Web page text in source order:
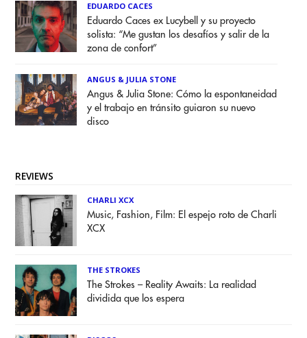
EDUARDO CACES
Eduardo Caces ex Lucybell y su proyecto
solista: “Me gustan los desafíos y salir de la
zona de confort”
ANGUS & JULIA STONE
Angus & Julia Stone: Cómo la espontaneidad
y el trabajo en tránsito guiaron su nuevo
disco
REVIEWS
CHARLI XCX
Music, Fashion, Film: El espejo roto de Charli
XCX
THE STROKES
The Strokes – Reality Awaits: La realidad
dividida que los espera